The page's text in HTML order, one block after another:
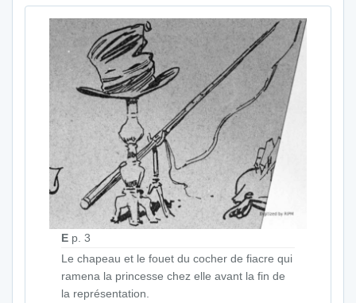
E p. 3
Le chapeau et le fouet du cocher de fiacre qui
ramena la princesse chez elle avant la fin de
la représentation.